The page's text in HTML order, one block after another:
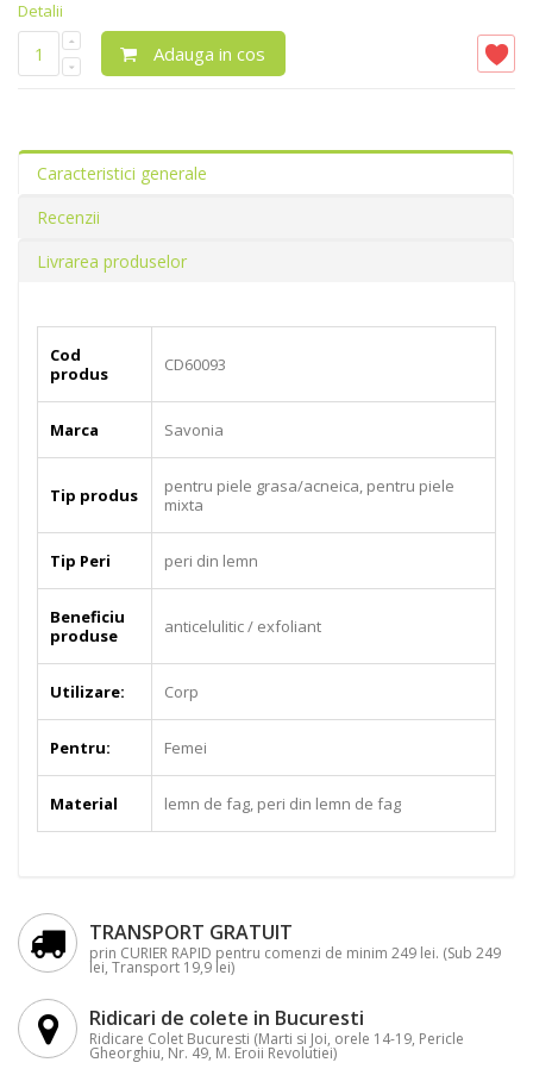
Detalii
Adauga in cos
Caracteristici generale
Recenzii
Livrarea produselor
Cod
produs
CD60093
Marca Savonia
Tip produs
pentru piele grasa/acneica, pentru piele
mixta
Tip Peri peri din lemn
Beneficiu
produse
anticelulitic / exfoliant
Utilizare: Corp
Pentru: Femei
Material lemn de fag, peri din lemn de fag
TRANSPORT GRATUIT
prin CURIER RAPID pentru comenzi de minim 249 lei. (Sub 249
lei, Transport 19,9 lei)
Ridicari de colete in Bucuresti
Ridicare Colet Bucuresti (Marti si Joi, orele 14-19, Pericle
Gheorghiu, Nr. 49, M. Eroii Revolutiei)